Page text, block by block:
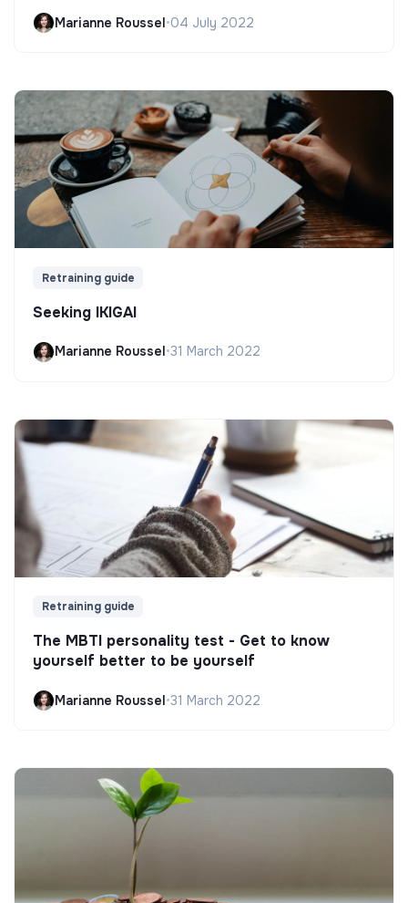
Marianne Roussel•04 July 2022
Retraining guide
Seeking IKIGAI
Marianne Roussel•31 March 2022
Retraining guide
The MBTI personality test - Get to know
yourself better to be yourself
Marianne Roussel•31 March 2022